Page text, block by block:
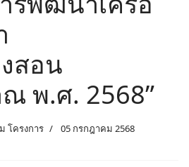
สอน
พ.ศ. 2568”
โครงการ
05 กรกฎาคม 2568